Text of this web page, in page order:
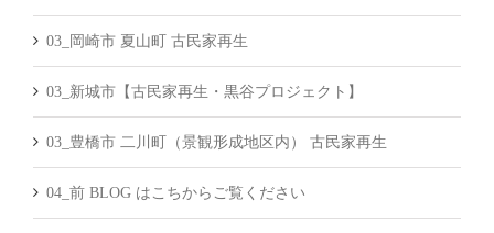
03_岡崎市 夏山町 古民家再生
03_新城市【古民家再生・黒谷プロジェクト】
03_豊橋市 二川町（景観形成地区内） 古民家再生
04_前 BLOG はこちからご覧ください